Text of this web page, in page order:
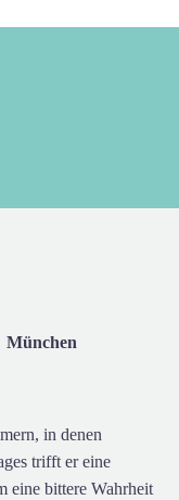
in denen
trifft er eine
eine bittere Wahrheit